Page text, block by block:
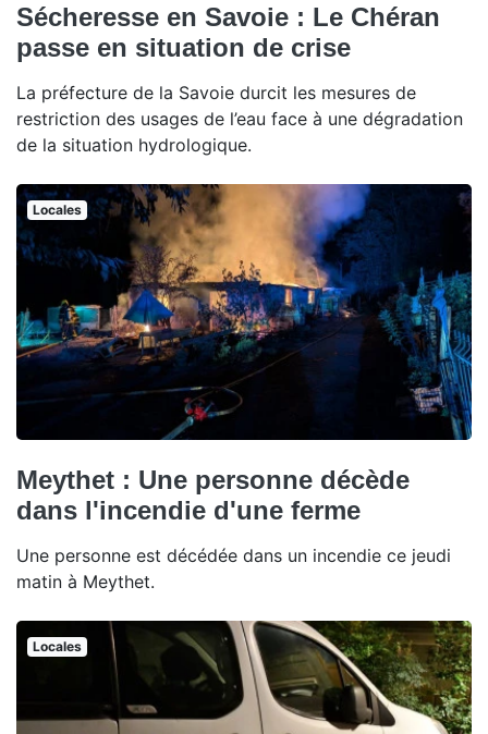
Sécheresse en Savoie : Le Chéran
passe en situation de crise
La préfecture de la Savoie durcit les mesures de
restriction des usages de l’eau face à une dégradation
de la situation hydrologique.
Locales
Meythet : Une personne décède
dans l'incendie d'une ferme
Une personne est décédée dans un incendie ce jeudi
matin à Meythet.
Locales